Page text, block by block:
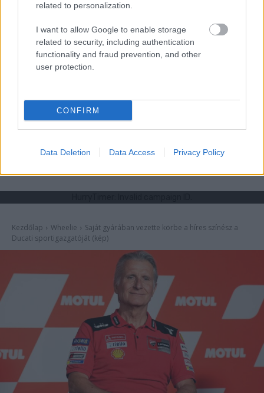
related to personalization.
I want to allow Google to enable storage
related to security, including authentication
functionality and fraud prevention, and other
user protection.
CONFIRM
Data Deletion Data Access Privacy Policy
- Advertisment -